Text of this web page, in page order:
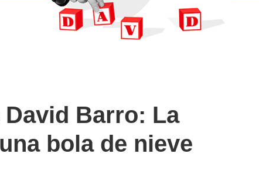
Barro: La
bola de nieve